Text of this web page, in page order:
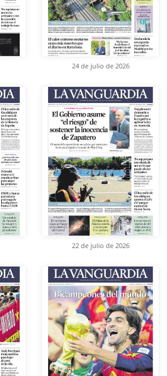
24 de julio de 2026
22 de julio de 2026